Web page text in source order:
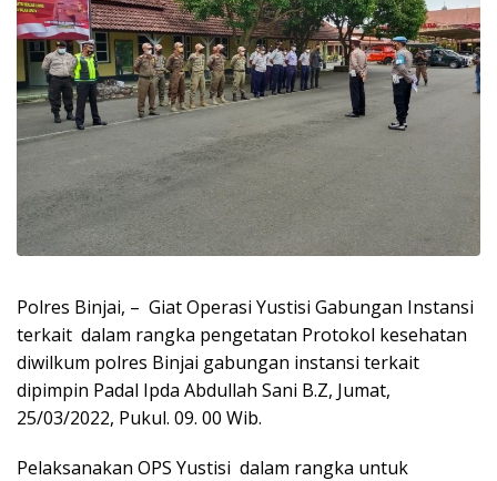
Polres Binjai, – Giat Operasi Yustisi Gabungan Instansi
terkait dalam rangka pengetatan Protokol kesehatan
diwilkum polres Binjai gabungan instansi terkait
dipimpin Padal Ipda Abdullah Sani B.Z, Jumat,
25/03/2022, Pukul. 09. 00 Wib.
Pelaksanakan OPS Yustisi dalam rangka untuk